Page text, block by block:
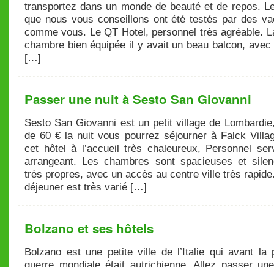
transportez dans un monde de beauté et de repos.
que nous vous conseillons ont été testés par des
comme vous. Le QT Hotel, personnel très agréable.
chambre bien équipée il y avait un beau balcon, avec
[…]
Passer une nuit à Sesto San Giovanni
Sesto San Giovanni est un petit village de
de 60 € la nuit vous pourrez séjourner à Falck
cet hôtel à l’accueil très chaleureux, Personnel
arrangeant. Les chambres sont spacieuses et
très propres, avec un accès au centre ville très
déjeuner est très varié […]
Bolzano et ses hôtels
Bolzano est une petite ville de l’Italie qui avant la